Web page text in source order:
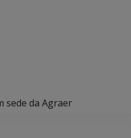
sede da Agraer